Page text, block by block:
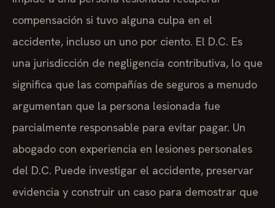
compensación si tuvo alguna culpa en el
accidente, incluso un uno por ciento. El D.C. Es
una jurisdicción de negligencia contributiva, lo que
significa que las compañías de seguros a menudo
argumentan que la persona lesionada fue
parcialmente responsable para evitar pagar. Un
abogado con experiencia en lesiones personales
del D.C. Puede investigar el accidente, preservar
evidencia y construir un caso para demostrar que